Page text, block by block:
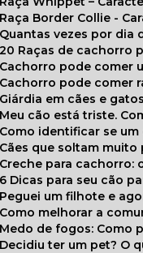
Raça Border Collie -
Quantas vezes por
20 Raças de
Cachorro pode comer
Cachorro pode comer
Giárdia em cães e
Meu cão está triste.
Como identificar se
Cães que soltam
Creche para
6 Dicas para seu cão
Peguei um filhote e
Como melhorar a
Medo de fogos:
Decidiu ter um pet? O